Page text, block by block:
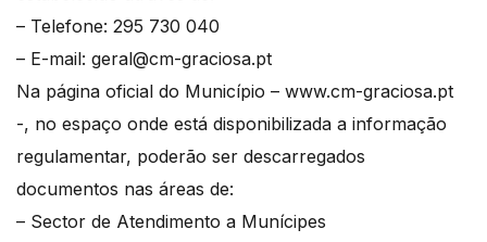
– Telefone: 295 730 040
– E-mail: geral@cm-graciosa.pt
Na página oficial do Município – www.cm-graciosa.pt
-, no espaço onde está disponibilizada a informação
regulamentar, poderão ser descarregados
documentos nas áreas de:
– Sector de Atendimento a Munícipes